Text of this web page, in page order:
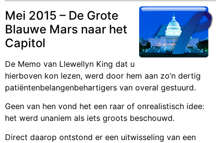
Mei 2015 – De Grote
Blauwe Mars naar het
Capitol
De Memo van Llewellyn King dat u
hierboven kon lezen, werd door hem aan zo’n dertig
patiëntenbelangenbehartigers van overal gestuurd.
Geen van hen vond het een raar of onrealistisch idee:
het werd unaniem als iets groots beschouwd.
Direct daarop ontstond er een uitwisseling van een